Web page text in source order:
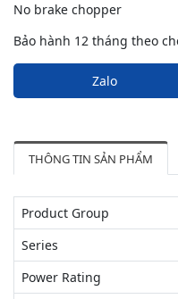
No brake chopper
Bảo hành 12 tháng theo
Zalo
THÔNG TIN SẢN PHẨM
Product Group
Series
Power Rating